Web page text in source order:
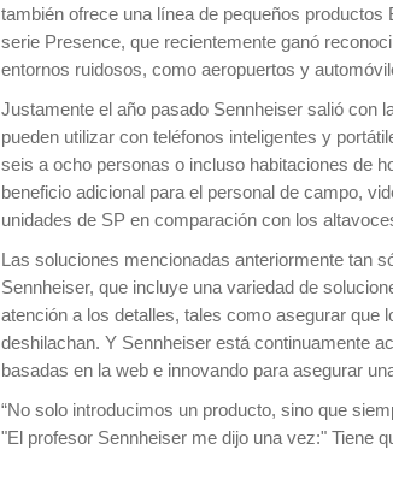
también ofrece una línea de pequeños
serie Presence, que recientemente ganó
entornos ruidosos, como aeropuertos y
Justamente el año pasado Sennheiser salió con
pueden utilizar con teléfonos inteligentes y
seis a ocho personas o incluso habitaciones de
beneficio adicional para el personal de campo,
unidades de SP en comparación con los
Las soluciones mencionadas anteriormente tan
Sennheiser, que incluye una variedad de
atención a los detalles, tales como asegurar
deshilachan. Y Sennheiser está continuamente
basadas en la web e innovando para asegurar
“No solo introducimos un producto, sino que
"El profesor Sennheiser me dijo una vez:" Tiene